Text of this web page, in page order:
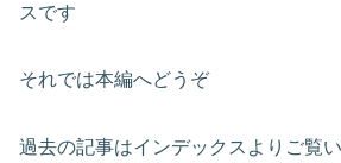
スです
それでは本編へどうぞ
過去の記事はインデックスよりご覧